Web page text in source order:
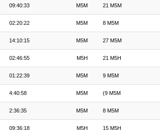
09:40:33 M5M 21 M5M
02:20:22 M5M 8 M5M
14:10:15 M5M 27 M5M
02:46:55 M5H 21 M5H
01:22:39 M5M 9 M5M
4:40:58 M5M (9 M5M
2:36:35 M5M 8 M5M
09:36:18 M5H 15 M5H